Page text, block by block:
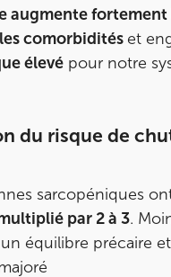
augmente fortement
comorbidités et
élevé pour notre
du risque de
sarcopéniques
par 2 à 3.
équilibre précaire
Morizet 92100
34 79
MALABRY
la Division Leclerc
Malabry
de la Division Leclerc